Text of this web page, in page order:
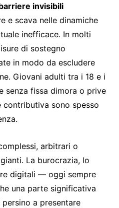
invisibili
e scava nelle dinamiche
inefficace. In molti
di sostegno
in modo da escludere
Giovani adulti tra i 18 e i
senza fissa dimora o prive
sono spesso
arbitrari o
La burocrazia, lo
digitali — oggi sempre
una parte significativa
a presentare